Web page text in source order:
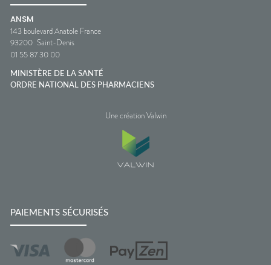
ANSM
143 boulevard Anatole France
93200 Saint-Denis
01 55 87 30 00
MINISTÈRE DE LA SANTÉ
ORDRE NATIONAL DES PHARMACIENS
Une création Valwin
PAIEMENTS SÉCURISÉS